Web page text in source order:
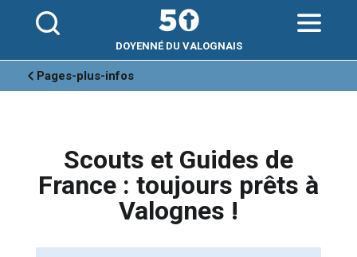
personnels
DOYENNÉ DU VALOGNAIS
Pages-plus-infos
Scouts et Guides de
France : toujours prêts à
Valognes !